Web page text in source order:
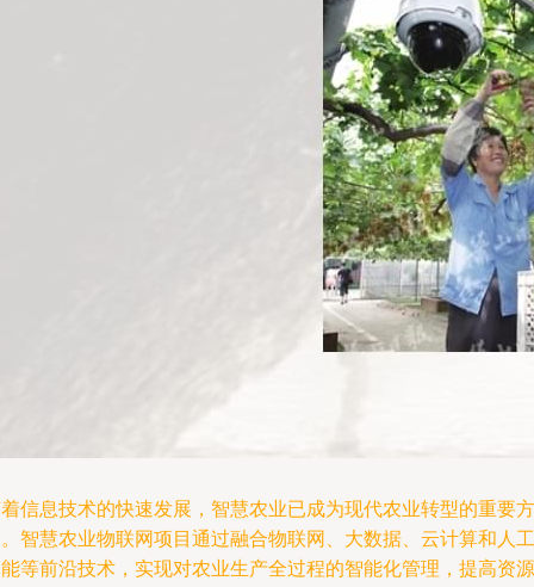
信息技术的快速发展，智慧农业已成为现代农业转型的重要方
智慧农业物联网项目通过融合物联网、大数据、云计算和人工
等前沿技术，实现对农业生产全过程的智能化管理，提高资源